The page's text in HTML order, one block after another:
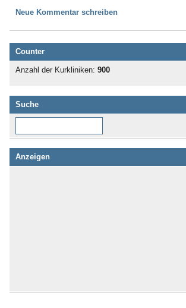
Neue Kommentar schreiben
Counter
Anzahl der Kurkliniken: 900
Suche
Anzeigen